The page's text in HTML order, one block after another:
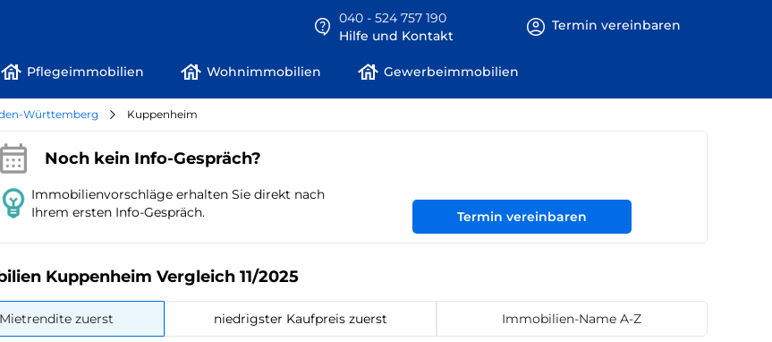
040 - 524 757 190
Hilfe und Kontakt
Termin vereinbaren
Pflegeimmobilien Wohnimmobilien Gewerbeimmobilien
Württemberg Kuppenheim
Noch kein Info-Gespräch?
Immobilienvorschläge erhalten Sie direkt nach
Ihrem ersten Info-Gespräch.
Termin vereinbaren
Kuppenheim Vergleich 11/2025
zuerst niedrigster Kaufpreis zuerst Immobilien-Name A-Z